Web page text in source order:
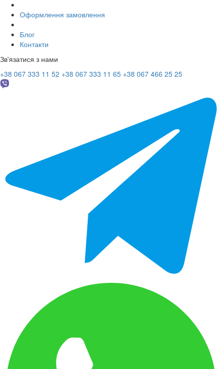
Оформлення замовлення
Блог
Контакти
Зв'язатися з нами
+38 067 333 11 52 +38 067 333 11 65 +38 067 466 25 25